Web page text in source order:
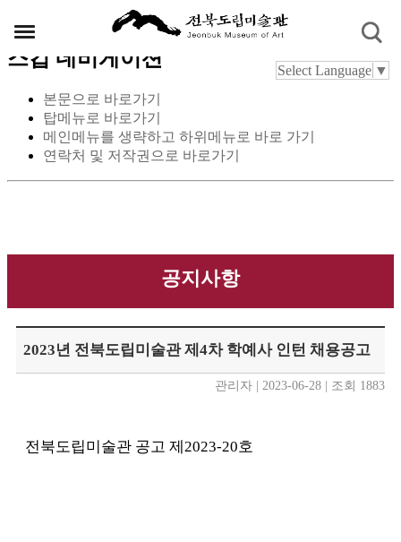
스킵 네비게이션
본문으로 바로가기
탑메뉴로 바로가기
메인메뉴를 생략하고 하위메뉴로 바로 가기
연락처 및 저작권으로 바로가기
Select Language ▼
공지사항
2023년 전북도립미술관 제4차 학예사 인턴 채용공고
관리자 | 2023-06-28 | 조회 1883
전북도립미술관 공고 제2023-20호